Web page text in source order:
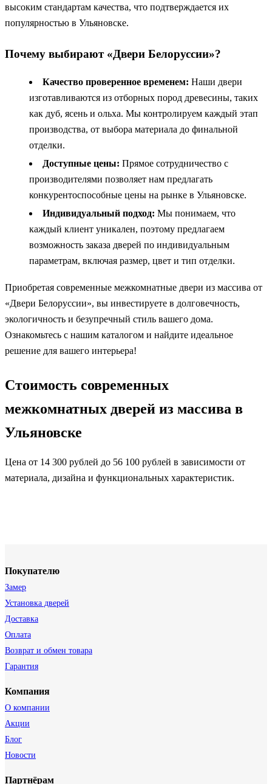
высоким стандартам качества, что подтверждается их
популярностью в Ульяновске.
Почему выбирают «Двери Белоруссии»?
Качество проверенное временем: Наши двери
изготавливаются из отборных пород древесины, таких
как дуб, ясень и ольха. Мы контролируем каждый этап
производства, от выбора материала до финальной
отделки.
Доступные цены: Прямое сотрудничество с
производителями позволяет нам предлагать
конкурентоспособные цены на рынке в Ульяновске.
Индивидуальный подход: Мы понимаем, что
каждый клиент уникален, поэтому предлагаем
возможность заказа дверей по индивидуальным
параметрам, включая размер, цвет и тип отделки.
Приобретая современные межкомнатные двери из массива от
«Двери Белоруссии», вы инвестируете в долговечность,
экологичность и безупречный стиль вашего дома.
Ознакомьтесь с нашим каталогом и найдите идеальное
решение для вашего интерьера!
Стоимость современных
межкомнатных дверей из массива в
Ульяновске
Цена от 14 300 рублей до 56 100 рублей в зависимости от
материала, дизайна и функциональных характеристик.
Покупателю
Замер
Установка дверей
Доставка
Оплата
Возврат и обмен товара
Гарантия
Компания
О компании
Акции
Блог
Новости
Партнёрам